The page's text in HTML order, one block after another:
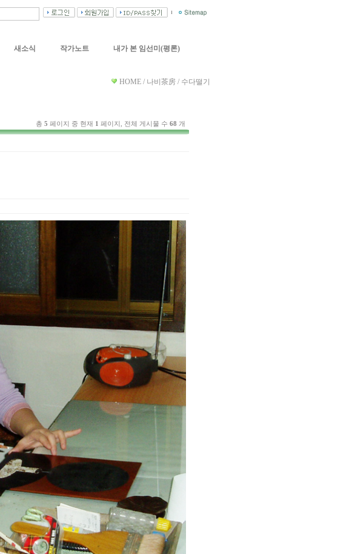
새소식 작가노트 내가 본 임선미(평론)
HOME / 나비茶房 / 수다떨기
총 5 페이지 중 현재 1 페이지, 전체 게시물 수 68 개